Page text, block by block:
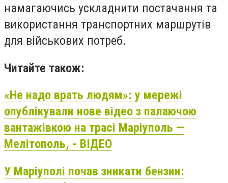
намагаючись ускладнити постачання та
використання транспортних маршрутів
для військових потреб.
Читайте також:
«Не надо врать людям»: у мережі
опублікували нове відео з палаючою
вантажівкою на трасі Маріуполь —
Мелітополь, - ВІДЕО
У Маріуполі почав зникати бензин: